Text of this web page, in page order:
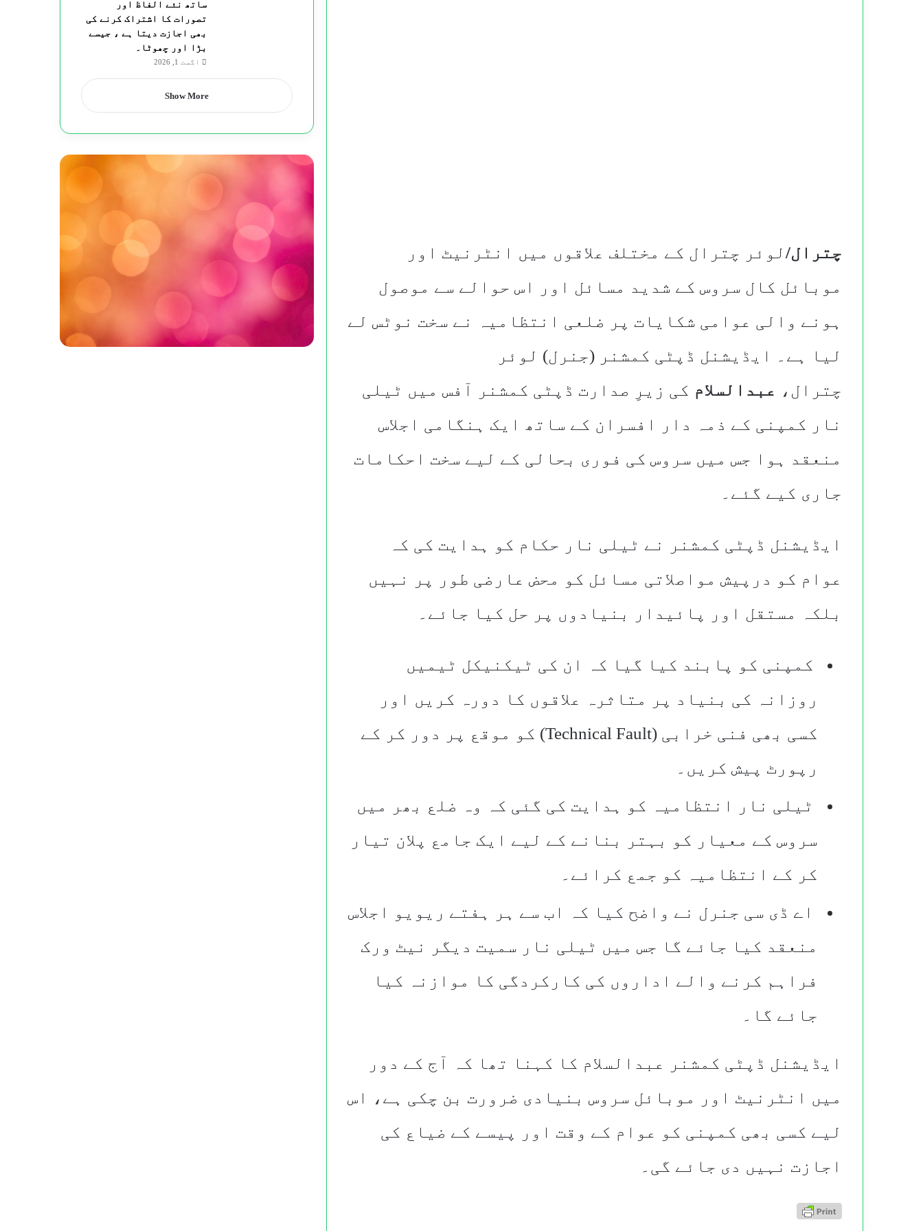
چترال/لوئر چترال کے مختلف علاقوں میں انٹرنیٹ اور
موبائل کال سروس کے شدید مسائل اور اس حوالے سے موصول
ہونے والی عوامی شکایات پر ضلعی انتظامیہ نے سخت نوٹس لے
لیا ہے۔ ایڈیشنل ڈپٹی کمشنر (جنرل) لوئر
چترال، عبدالسلام کی زیرِ صدارت ڈپٹی کمشنر آفس میں ٹیلی
نار کمپنی کے ذمہ دار افسران کے ساتھ ایک ہنگامی اجلاس
منعقد ہوا جس میں سروس کی فوری بحالی کے لیے سخت احکامات
جاری کیے گئے۔
ایڈیشنل ڈپٹی کمشنر نے ٹیلی نار حکام کو ہدایت کی کہ
عوام کو درپیش مواصلاتی مسائل کو محض عارضی طور پر نہیں
بلکہ مستقل اور پائیدار بنیادوں پر حل کیا جائے۔
​ کمپنی کو پابند کیا گیا کہ ان کی ٹیکنیکل ٹیمیں
روزانہ کی بنیاد پر متاثرہ علاقوں کا دورہ کریں اور
کسی بھی فنی خرابی (Technical Fault) کو موقع پر دور کر کے
رپورٹ پیش کریں۔
​ ٹیلی نار انتظامیہ کو ہدایت کی گئی کہ وہ ضلع بھر میں
سروس کے معیار کو بہتر بنانے کے لیے ایک جامع پلان تیار
کر کے انتظامیہ کو جمع کرائے۔
اے ڈی سی جنرل نے واضح کیا کہ اب سے ہر ہفتے ریویو اجلاس
منعقد کیا جائے گا جس میں ٹیلی نار سمیت دیگر نیٹ ورک
فراہم کرنے والے اداروں کی کارکردگی کا موازنہ کیا
جائے گا۔
​ایڈیشنل ڈپٹی کمشنر عبدالسلام کا کہنا تھا کہ آج کے دور
میں انٹرنیٹ اور موبائل سروس بنیادی ضرورت بن چکی ہے، اس
لیے کسی بھی کمپنی کو عوام کے وقت اور پیسے کے ضیاع کی
اجازت نہیں دی جائے گی۔
ساتھ نئے الفاظ اور
تصورات کا اشتراک کرنے کی
بھی اجازت دیتا ہے ، جیسے
بڑا اور چھوٹا۔
اگست 1, 2026
Show More